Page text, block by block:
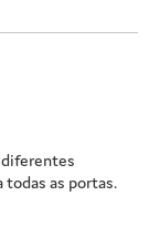
todas as portas.